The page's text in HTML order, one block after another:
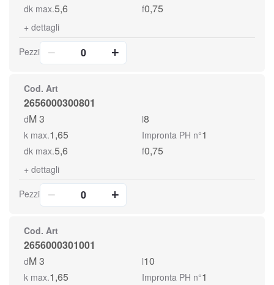
dk max.5,6 f0,75
+ dettagli
Pezzi
Cod. Art
2656000300801
dM 3 l8
k max.1,65 Impronta PH n°1
dk max.5,6 f0,75
+ dettagli
Pezzi
Cod. Art
2656000301001
dM 3 l10
k max.1,65 Impronta PH n°1